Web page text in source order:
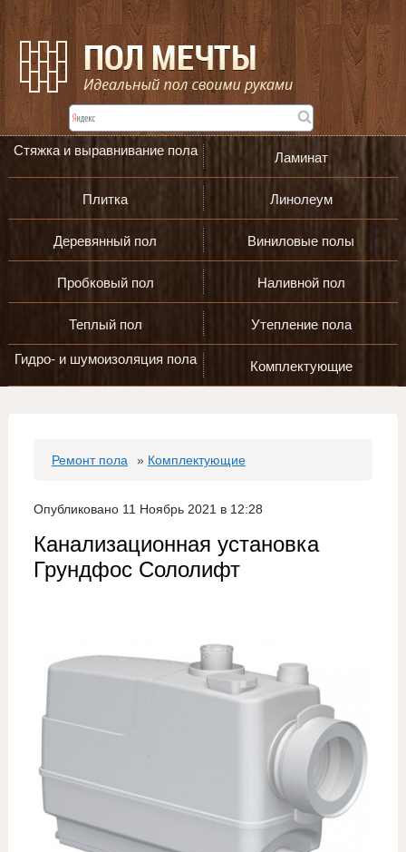
Стяжка и выравнивание пола Ламинат
Плитка Линолеум
Деревянный пол Виниловые полы
Пробковый пол Наливной пол
Теплый пол Утепление пола
Гидро- и шумоизоляция пола Комплектующие
Ремонт пола » Комплектующие
Опубликовано 11 Ноябрь 2021 в 12:28
Канализационная установка
Грундфос Сололифт